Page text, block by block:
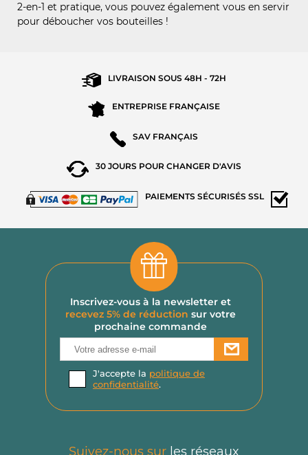
2-en-1 et pratique, vous pouvez également vous en servir
pour déboucher vos bouteilles !
LIVRAISON SOUS48H - 72H
ENTREPRISE FRANÇAISE
SAV FRANÇAIS
30 JOURS POUR CHANGER D'AVIS
PAIEMENTSSÉCURISÉS SSL
Inscrivez-vous à la newsletter et
recevez 5% de réduction sur votre
prochaine commande
J'accepte la politique de
confidentialité.
Suivez-nous sur les réseaux